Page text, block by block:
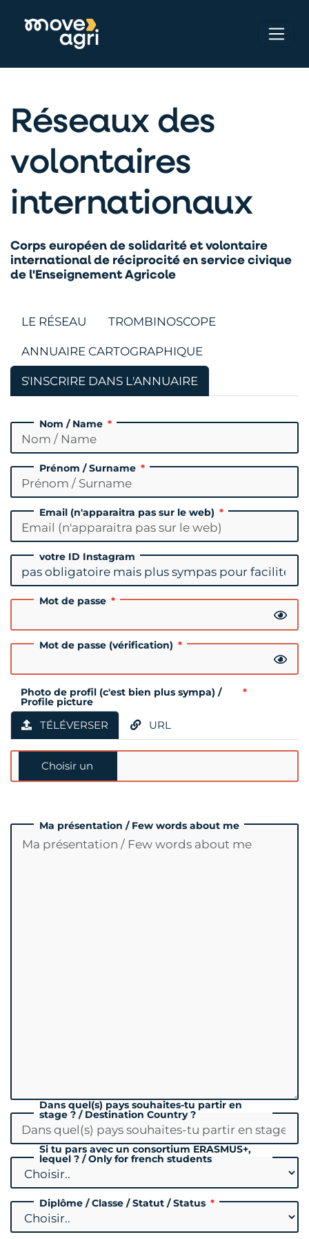
Réseaux des
volontaires
internationaux
Corps européen de solidarité et volontaire
international de réciprocité en service civique
de l'Enseignement Agricole
LE RÉSEAU TROMBINOSCOPE
ANNUAIRE CARTOGRAPHIQUE
S'INSCRIRE DANS L'ANNUAIRE
Nom / Name
Prénom / Surname
Email (n'apparaitra pas sur le web)
votre ID Instagram
Mot de passe
Mot de passe (vérification)
Photo de profil (c'est bien plus sympa) /
Profile picture
TÉLÉVERSER URL
Ma présentation / Few words about me
Dans quel(s) pays souhaites-tu partir en
stage ? / Destination Country ?
Si tu pars avec un consortium ERASMUS+,
lequel ? / Only for french students
Diplôme / Classe / Statut / Status